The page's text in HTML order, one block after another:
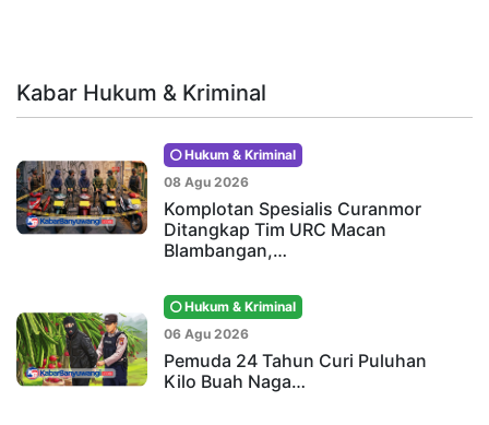
Kabar Hukum & Kriminal
Hukum & Kriminal
08 Agu 2026
Komplotan Spesialis Curanmor
Ditangkap Tim URC Macan
Blambangan,…
Hukum & Kriminal
06 Agu 2026
Pemuda 24 Tahun Curi Puluhan
Kilo Buah Naga…